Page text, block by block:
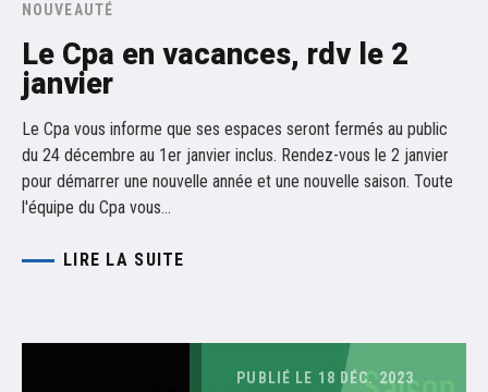
NOUVEAUTÉ
Le Cpa en vacances, rdv le 2
janvier
Le Cpa vous informe que ses espaces seront fermés au public
du 24 décembre au 1er janvier inclus. Rendez-vous le 2 janvier
pour démarrer une nouvelle année et une nouvelle saison. Toute
l'équipe du Cpa vous…
LIRE LA SUITE
PUBLIÉ LE 18 DÉC. 2023